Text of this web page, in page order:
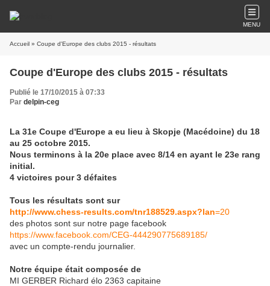
MENU
Accueil » Coupe d'Europe des clubs 2015 - résultats
Coupe d'Europe des clubs 2015 - résultats
Publié le 17/10/2015 à 07:33
Par delpin-ceg
La 31e Coupe d'Europe a eu lieu à Skopje (Macédoine) du 18
au 25 octobre 2015.
Nous terminons à la 20e place avec 8/14 en ayant le 23e rang
initial.
4 victoires pour 3 défaites
Tous les résultats sont sur
http://www.chess-results.com/tnr188529.aspx?lan=20
des photos sont sur notre page facebook
https://www.facebook.com/CEG-444290775689185/
avec un compte-rendu journalier.
Notre équipe était composée de
MI GERBER Richard élo 2363 capitaine